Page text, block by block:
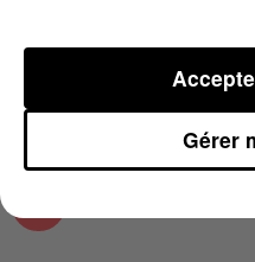
L'AGENDA DE
Gérer